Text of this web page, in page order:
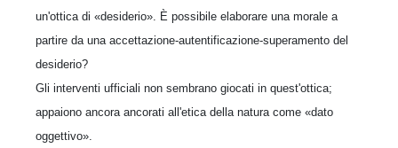
un'ottica di «desiderio». È possibile elaborare una morale a
partire da una accettazione-autentificazione-superamento del
desiderio?
Gli interventi ufficiali non sembrano giocati in quest'ottica;
appaiono ancora ancorati all'etica della natura come «dato
oggettivo».